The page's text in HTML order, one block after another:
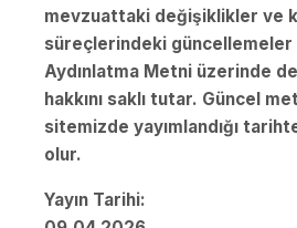
mevzuattaki değişiklikler ve
süreçlerindeki
Aydınlatma Metni üzerinde
hakkını saklı tutar. Güncel
sitemizde yayımlandığı
olur.
Yayın Tarihi: